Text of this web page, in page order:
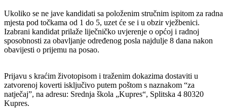
Ukoliko se ne jave kandidati sa položenim stručnim ispitom za radna
mjesta pod točkama od 1 do 5, uzet će se i u obzir vježbenici.
Izabrani kandidat prilaže liječničko uvjerenje o općoj i radnoj
sposobnosti za obavljanje određenog posla najdulje 8 dana nakon
obavijesti o prijemu na posao.
Prijavu s kraćim životopisom i traženim dokazima dostaviti u
zatvorenoj koverti isključivo putem poštom s naznakom “za
natječaj”, na adresu: Srednja škola „Kupres“, Splitska 4 80320
Kupres.